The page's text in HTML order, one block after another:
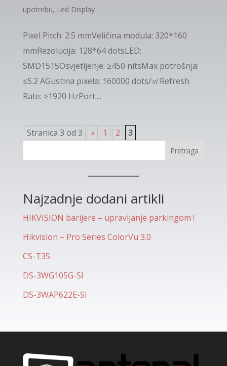
upotrebu, Led Display
Pixel Pitch: 2.5 mmVeličina modula: 320*160
mmRezolucija: 128*64 dotsLED:
SMD1515Osvjetljenje: ≥450 nitsMax potrošnja:
≤5.2 AGustina pixela: 160000 dots/㎡Refresh
Rate: ≥1920 HzPort:...
Stranica 3 od 3 « 1 2 3
Pretraga
Najzadnje dodani artikli
HIKVISION barijere – upravljanje parkingom !
Hikvision – Pro Series ColorVu 3.0
CS-T35
DS-3WG105G-SI
DS-3WAP622E-SI